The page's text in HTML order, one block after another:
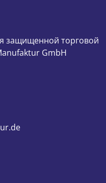
защищенной торговой
GmbH